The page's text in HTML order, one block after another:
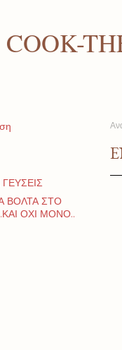
COOK-
ΓΕΥΣΕΙΣ
ΒΟΛΤΑ ΣΤΟ
ΟΧΙ ΜΟΝΟ..